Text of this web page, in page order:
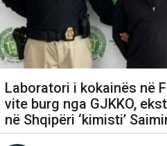
Laboratori i kokainës në
vite burg nga GJKKO,
në Shqipëri ‘kimisti’